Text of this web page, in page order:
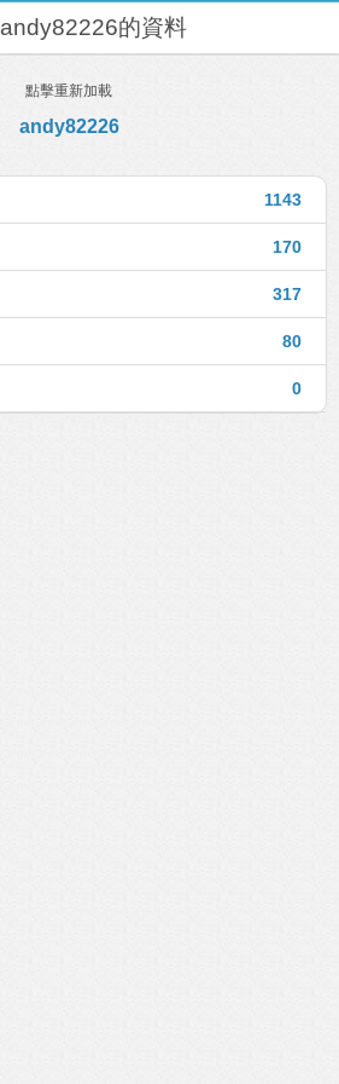
andy82226的資料
點擊重新加載
andy82226
1143
170
317
80
0